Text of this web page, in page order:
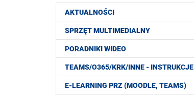
AKTUALNOŚCI
SPRZĘT MULTIMEDIALNY
PORADNIKI WIDEO
TEAMS/O365/KRK/INNE - INSTRUKCJE
E-LEARNING PRZ (MOODLE, TEAMS)